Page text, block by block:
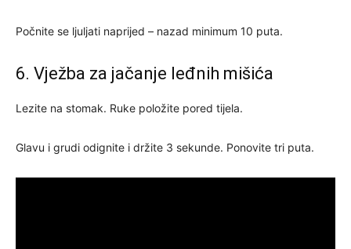
Počnite se ljuljati naprijed – nazad minimum 10 puta.
6. Vježba za jačanje leđnih mišića
Lezite na stomak. Ruke položite pored tijela.
Glavu i grudi odignite i držite 3 sekunde. Ponovite tri puta.